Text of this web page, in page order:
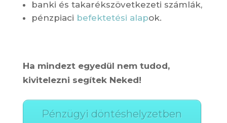
banki és takarékszövetkezeti számlák,
pénzpiaci befektetési alapok.
Ha mindezt egyedül nem tudod,
kivitelezni segítek Neked!
Pénzügyi döntéshelyzetben